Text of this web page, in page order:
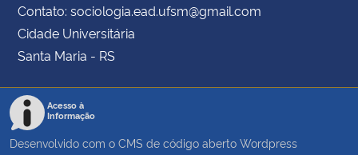
Contato: sociologia.ead.ufsm@gmail.com
Cidade Universitária
Santa Maria - RS
Acesso à
Informação
Desenvolvido com o CMS de código aberto Wordpress